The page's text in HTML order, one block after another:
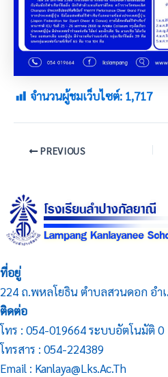
จำนวนผู้ชมเว็บไซต์: 1,717
PREVIOUS
ที่อยู่
224 ถ.พหลโยธิน ตำบลสวนดอก อำ
ติดต่อ
โทร : 054-019664 ระบบอัตโนมัติ 0
โทรสาร : 054-224389
Email : Kanlaya@lks.ac.th